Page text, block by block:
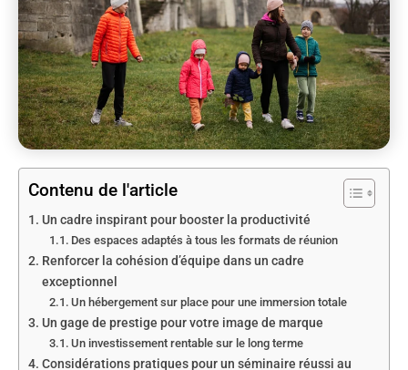
Contenu de l'article
Un cadre inspirant pour booster la productivité
Des espaces adaptés à tous les formats de réunion
Renforcer la cohésion d’équipe dans un cadre
exceptionnel
Un hébergement sur place pour une immersion totale
Un gage de prestige pour votre image de marque
Un investissement rentable sur le long terme
Considérations pratiques pour un séminaire réussi au